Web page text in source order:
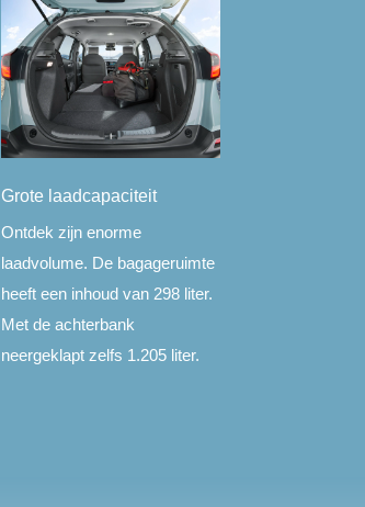
Grote laadcapaciteit
Ontdek zijn enorme
laadvolume. De bagageruimte
heeft een inhoud van 298 liter.
Met de achterbank
neergeklapt zelfs 1.205 liter.